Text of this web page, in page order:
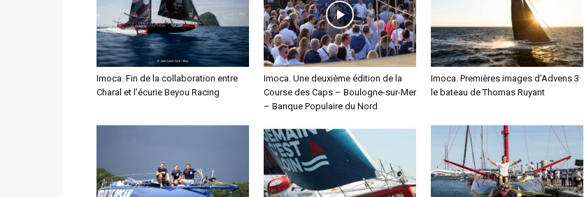
Imoca. Fin de la collaboration entre
Charal et l’écurie Beyou Racing
Imoca. Une deuxième édition de la
Course des Caps – Boulogne-sur-Mer
– Banque Populaire du Nord
Imoca. Premières images d’Advens 3
le bateau de Thomas Ruyant